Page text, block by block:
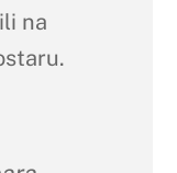
na